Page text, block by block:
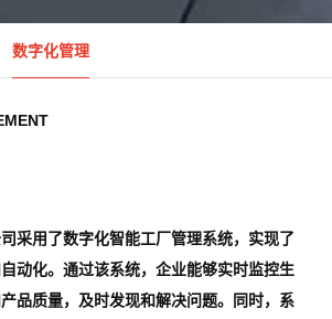
数字化管理
MENT
采用了数字化智能工厂管理系统，实现了
动化。通过该系统，企业能够实时监控生
品质量，及时发现和解决问题。同时，系